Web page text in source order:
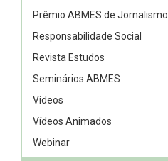
Prêmio ABMES de Jornalismo
Responsabilidade Social
Revista Estudos
Seminários ABMES
Vídeos
Vídeos Animados
Webinar